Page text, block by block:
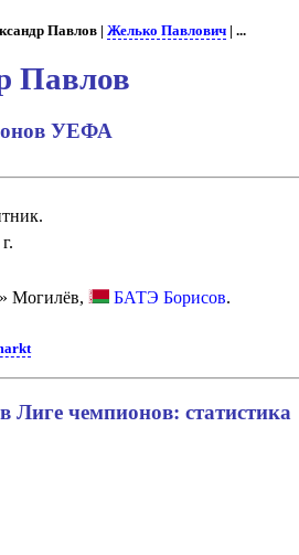
Павлов | Желько Павлович| ...
Павлов
УЕФА
Могилёв, БАТЭ Борисов.
Лиге чемпионов: статистика